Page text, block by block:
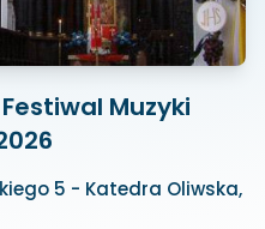
Muzyki
5 - Katedra Oliwska,